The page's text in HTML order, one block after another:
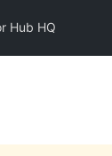
Hub HQ